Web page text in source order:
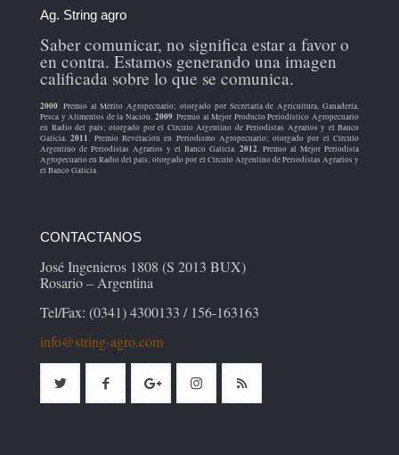
Ag. String agro
Saber comunicar, no significa estar a favor o
en contra. Estamos generando una imagen
calificada sobre lo que se comunica.
2000. Premio al Mérito Agropecuario; otorgado por Secretaría de Agricultura, Ganadería,
Pesca y Alimentos de la Nación. 2009. Premio al Mejor Producto Periodístico Agropecuario
en Radio del país; otorgado por el Círculo Argentino de Periodistas Agrarios y el Banco
Galicia.2011 . Premio Revelación en Periodismo Agropecuario; otorgado por el Círculo
Argentino de Periodistas Agrarios y el Banco Galicia. 2012. Premio al Mejor Periodista
Agropecuario en Radio del país; otorgado por el Círculo Argentino de Periodistas Agrarios y
el Banco Galicia.
CONTACTANOS
José Ingenieros 1808 (S 2013 BUX)
Rosario – Argentina
Tel/Fax: (0341) 4300133 / 156-163163
info@string-agro.com